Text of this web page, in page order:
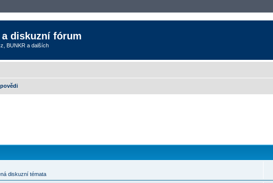
a diskuzní fórum
BUNKR a dalších
diskuzní témata